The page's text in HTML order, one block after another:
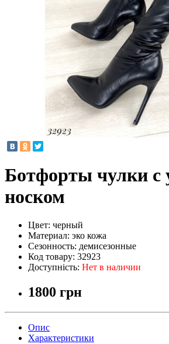
Ботфорты чулки с
носком
Цвет: черный
Материал: эко кожа
Сезонность: демисезонные
Код товару: 32923
Доступність: Нет в наличии
1800 грн
Опис
Характеристики